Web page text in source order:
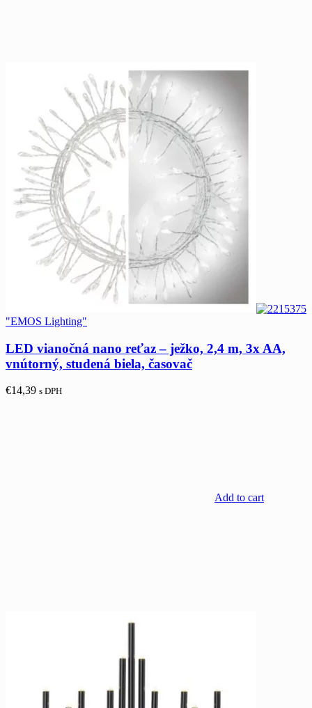
"EMOS Lighting"
LED vianočná nano reťaz – ježko, 2,4 m, 3x AA,
vnútorný, studená biela, časovač
€14,39 s DPH
Add to cart